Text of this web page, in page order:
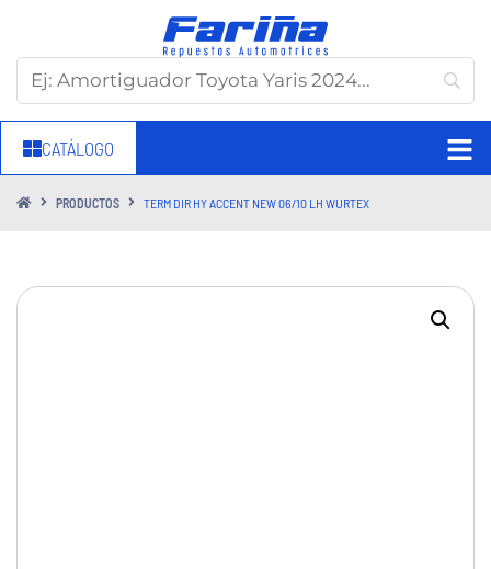
CATÁLOGO
PRODUCTOS TERM DIR HY ACCENT NEW 06/10 LH WURTEX